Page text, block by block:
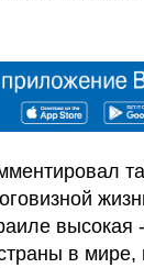
высокая
в